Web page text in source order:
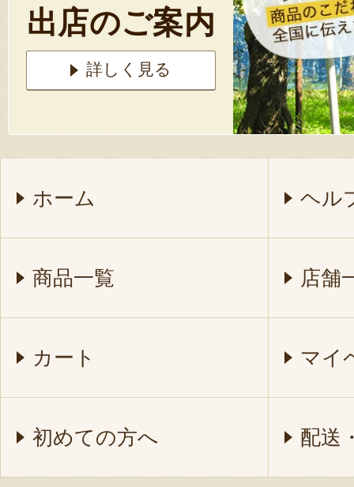
出店のご案内
詳しく見る
ホーム ヘル
商品一覧 店舗
カート マイ
初めての方へ 配送